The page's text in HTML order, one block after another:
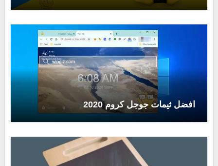
افضل ثيمات جوجل كروم 2020